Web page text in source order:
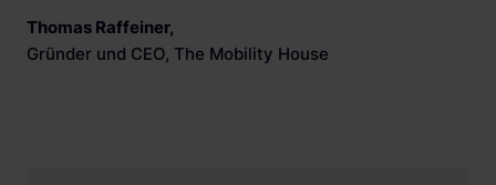
Thomas Raffeiner,
Gründer und CEO, The Mobility House